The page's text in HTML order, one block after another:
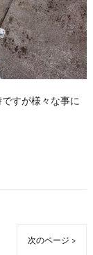
すが様々な事に
次のページ >